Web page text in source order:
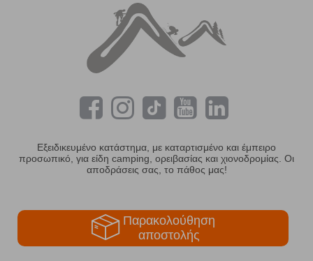
Εξειδικευμένο κατάστημα, με καταρτισμένο και έμπειρο
προσωπικό, για είδη camping, ορειβασίας και χιονοδρομίας. Οι
αποδράσεις σας, το πάθος μας!
Παρακολούθηση
αποστολής